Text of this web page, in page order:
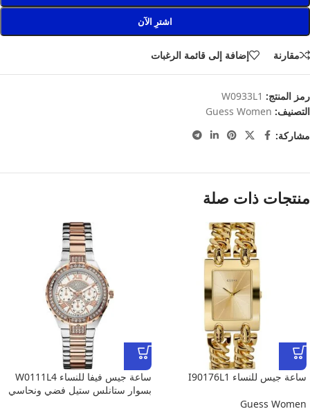
اشترِ الآن
مقارنة إضافة إلى قائمة الرغبات
رمز المنتج: W0933L1
التصنيف: Guess Women
مشاركة:
منتجات ذات صلة
ساعة جيس للنساء I90176L1
Guess Women
ساعة جيس فيفا للنساء W0111L4
بسوار ستانلس ستيل فضي ونحاسي